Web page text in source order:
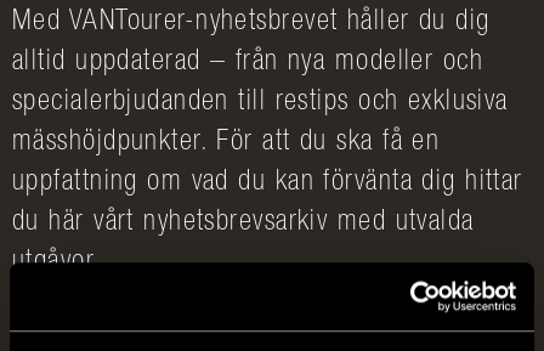
Med VANTourer-nyhetsbrevet håller du dig
alltid uppdaterad – från nya modeller och
specialerbjudanden till restips och exklusiva
mässhöjdpunkter. För att du ska få en
uppfattning om vad du kan förvänta dig hittar
du här vårt nyhetsbrevsarkiv med utvalda
utgåvor.